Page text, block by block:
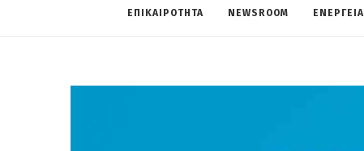
ΕΠΙΚΑΙΡΟΤΗΤΑ NEWSROOM ΕΝΕΡΓΕΙΑ